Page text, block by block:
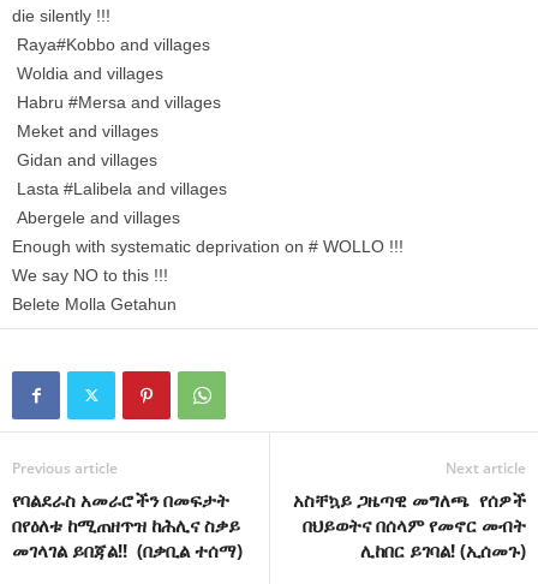
die silently !!!
Raya#Kobbo and villages
Woldia and villages
Habru #Mersa and villages
Meket and villages
Gidan and villages
Lasta #Lalibela and villages
Abergele and villages
Enough with systematic deprivation on # WOLLO !!!
We say NO to this !!!
Belete Molla Getahun
Previous article
የባልደራስ አመራሮችን በመፍታት
በየዕለቱ ከሚጠዘጥዝ ከሕሊና ስቃይ
መገላገል ይበጃል!! (በቃቢል ተሰማ)
Next article
አስቸኳይ ጋዜጣዊ መግለጫ የሰዎች
በህይወትና በሰላም የመኖር መብት
ሊከበር ይገባል! (ኢሰመጉ)